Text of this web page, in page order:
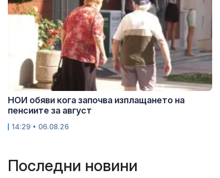
НОИ обяви кога започва изплащането на
пенсиите за август
14:29 • 06.08.26
Последни новини